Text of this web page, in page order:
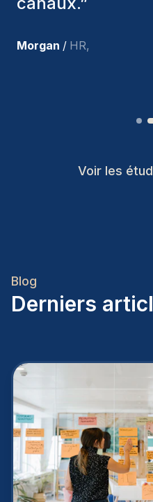
Voir les
Blog
Derniers